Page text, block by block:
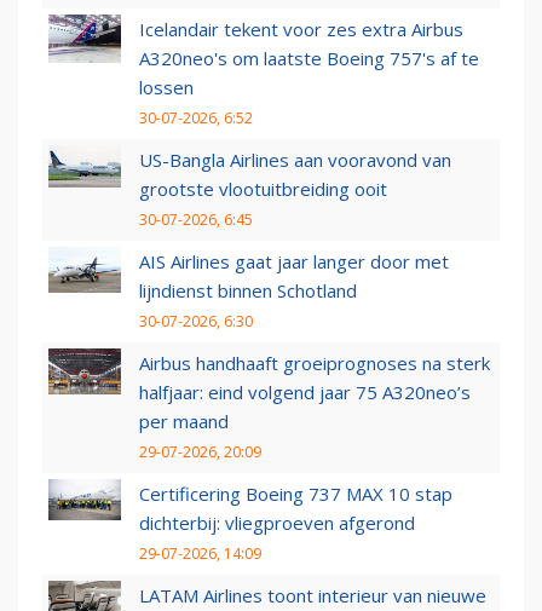
Icelandair tekent voor zes extra Airbus
A320neo's om laatste Boeing 757's af te
lossen
30-07-2026, 6:52
US-Bangla Airlines aan vooravond van
grootste vlootuitbreiding ooit
30-07-2026, 6:45
AIS Airlines gaat jaar langer door met
lijndienst binnen Schotland
30-07-2026, 6:30
Airbus handhaaft groeiprognoses na sterk
halfjaar: eind volgend jaar 75 A320neo’s
per maand
29-07-2026, 20:09
Certificering Boeing 737 MAX 10 stap
dichterbij: vliegproeven afgerond
29-07-2026, 14:09
LATAM Airlines toont interieur van nieuwe